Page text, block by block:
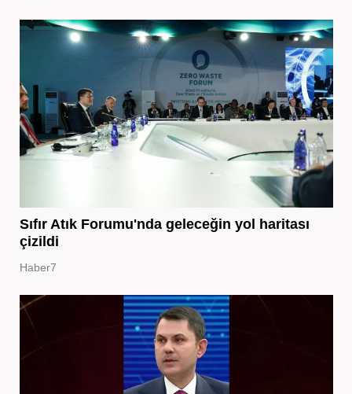
Sıfır Atık Forumu'nda geleceğin yol haritası
çizildi
Haber7